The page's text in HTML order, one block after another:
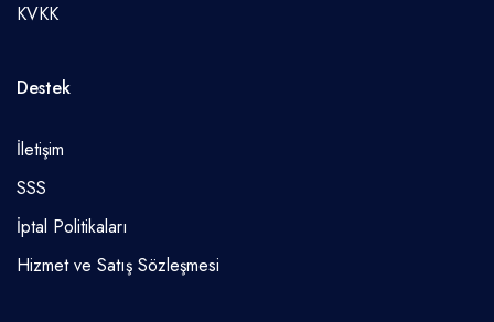
KVKK
Destek
İletişim
SSS
İptal Politikaları
Hizmet ve Satış Sözleşmesi